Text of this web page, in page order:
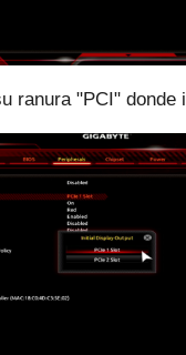
ranura "PCI" donde